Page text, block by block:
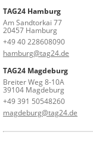
TAG24 Hamburg
Am Sandtorkai 77
20457 Hamburg
+49 40 228608090
hamburg@tag24.de
TAG24 Magdeburg
Breiter Weg 8-10A
39104 Magdeburg
+49 391 50548260
magdeburg@tag24.de